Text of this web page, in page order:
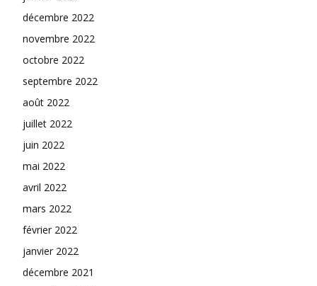
décembre 2022
novembre 2022
octobre 2022
septembre 2022
août 2022
juillet 2022
juin 2022
mai 2022
avril 2022
mars 2022
février 2022
janvier 2022
décembre 2021